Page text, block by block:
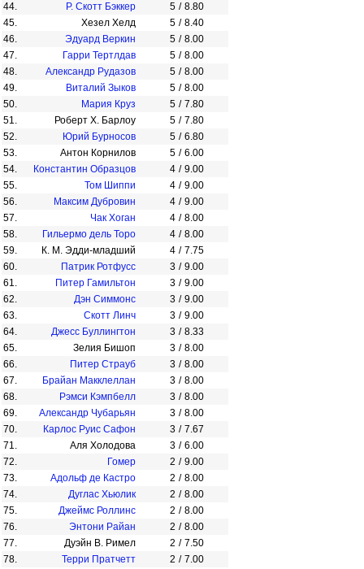
44.
Р. Скотт Бэккер 5 / 8.80
45.
Хезел Хелд 5 / 8.40
46.
Эдуард Веркин 5 / 8.00
47.
Гарри Тертлдав 5 / 8.00
48.
Александр Рудазов 5 / 8.00
49.
Виталий Зыков 5 / 8.00
50.
Мария Круз 5 / 7.80
51.
Роберт Х. Барлоу 5 / 7.80
52.
Юрий Бурносов 5 / 6.80
53.
Антон Корнилов 5 / 6.00
54.
Константин Образцов 4 / 9.00
55.
Том Шиппи 4 / 9.00
56.
Максим Дубровин 4 / 9.00
57.
Чак Хоган 4 / 8.00
58.
Гильермо дель Торо 4 / 8.00
59.
К. М. Эдди-младший 4 / 7.75
60.
Патрик Ротфусс 3 / 9.00
61.
Питер Гамильтон 3 / 9.00
62.
Дэн Симмонс 3 / 9.00
63.
Скотт Линч 3 / 9.00
64.
Джесс Буллингтон 3 / 8.33
65.
Зелия Бишоп 3 / 8.00
66.
Питер Страуб 3 / 8.00
67.
Брайан Макклеллан 3 / 8.00
68.
Рэмси Кэмпбелл 3 / 8.00
69.
Александр Чубарьян 3 / 8.00
70.
Карлос Руис Сафон 3 / 7.67
71.
Аля Холодова 3 / 6.00
72.
Гомер 2 / 9.00
73.
Адольф де Кастро 2 / 8.00
74.
Дуглас Хьюлик 2 / 8.00
75.
Джеймс Роллинс 2 / 8.00
76.
Энтони Райан 2 / 8.00
77.
Дуэйн В. Римел 2 / 7.50
78.
Терри Пратчетт 2 / 7.00